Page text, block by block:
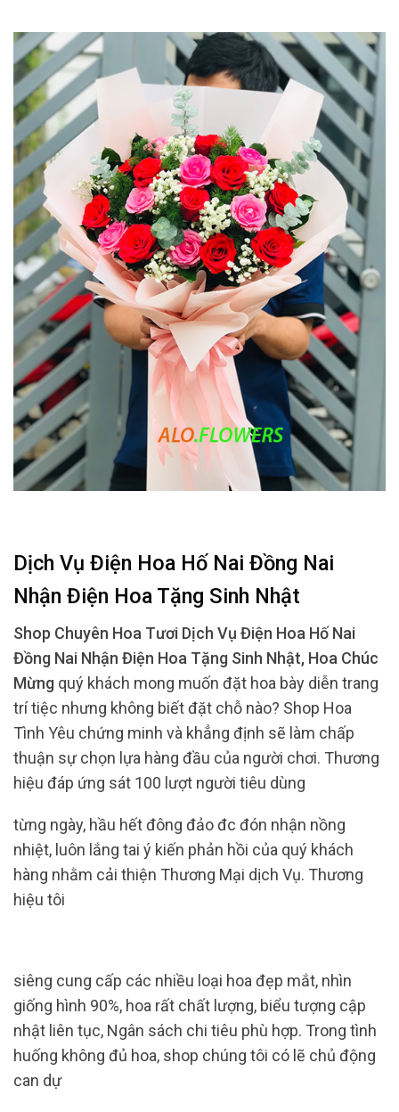
Dịch Vụ Điện Hoa Hố Nai Đồng Nai
Nhận Điện Hoa Tặng Sinh Nhật
Shop Chuyên Hoa Tươi Dịch Vụ Điện Hoa Hố Nai
Đồng Nai Nhận Điện Hoa Tặng Sinh Nhật, Hoa Chúc
Mừng quý khách mong muốn đặt hoa bày diễn trang
trí tiệc nhưng không biết đặt chỗ nào? Shop Hoa
Tình Yêu chứng minh và khẳng định sẽ làm chấp
thuận sự chọn lựa hàng đầu của người chơi. Thương
hiệu đáp ứng sát 100 lượt người tiêu dùng
từng ngày, hầu hết đông đảo đc đón nhận nồng
nhiệt, luôn lắng tai ý kiến ​​phản hồi của quý khách
hàng nhằm cải thiện Thương Mại dịch Vụ. Thương
hiệu tôi
siêng cung cấp các nhiều loại hoa đẹp mắt, nhìn
giống hình 90%, hoa rất chất lượng, biểu tượng cập
nhật liên tục, Ngân sách chi tiêu phù hợp. Trong tình
huống không đủ hoa, shop chúng tôi có lẽ chủ động
can dự